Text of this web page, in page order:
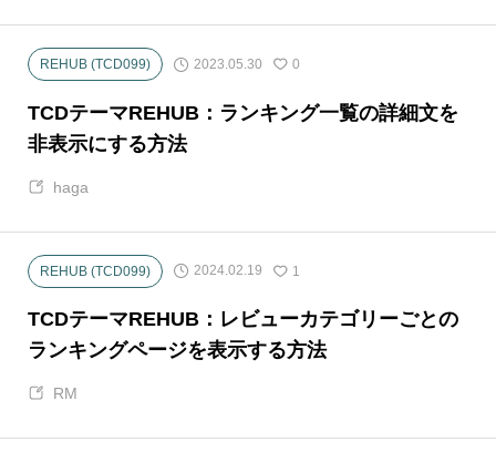
REHUB (TCD099) 2023.05.30 0
TCDテーマREHUB：ランキング一覧の詳細文を
非表示にする方法
haga
REHUB (TCD099) 2024.02.19 1
TCDテーマREHUB：レビューカテゴリーごとの
ランキングページを表示する方法
RM